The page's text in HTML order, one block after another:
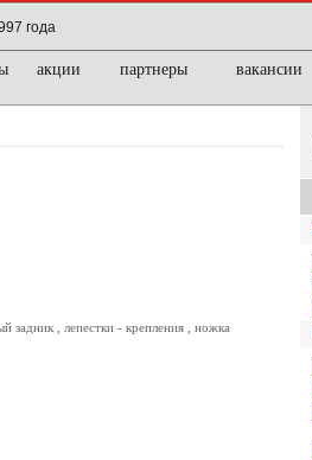
года
акции партнеры вакансии
задник , лепестки - крепления , ножка